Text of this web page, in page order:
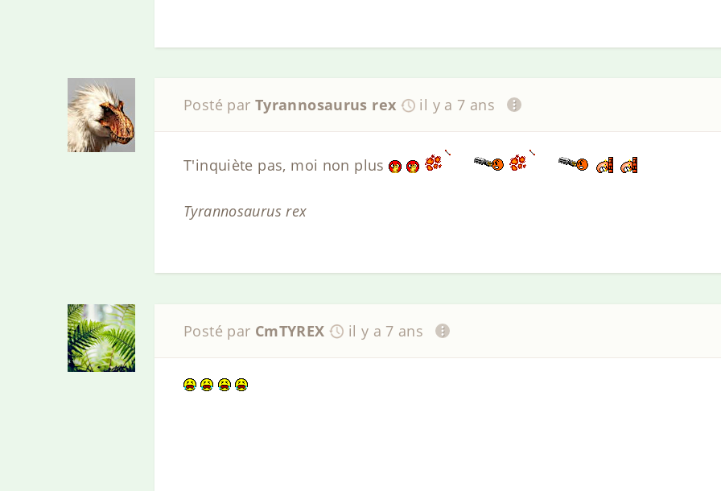
Posté par Tyrannosaurus rex il y a 7 ans
T'inquiète pas, moi non plus
Tyrannosaurus rex
Posté par CmTYREX il y a 7 ans